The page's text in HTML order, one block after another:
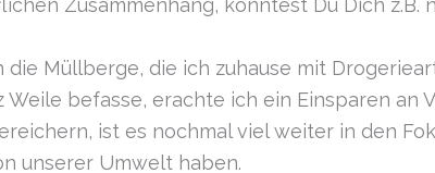
Zusammenhang, konntest Du Dich z.B.
Müllberge, die ich zuhause mit
befasse, erachte ich ein Einsparen an
ist es nochmal viel weiter in den
unserer Umwelt haben.